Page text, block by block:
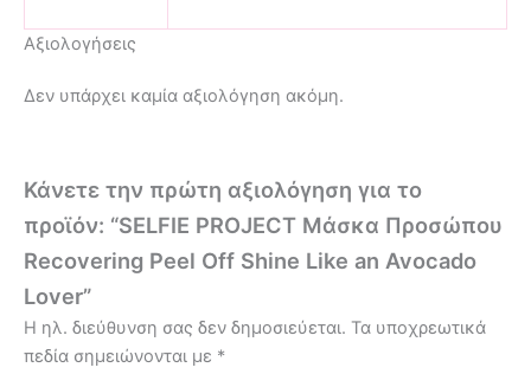
Αξιολογήσεις
Δεν υπάρχει καμία αξιολόγηση ακόμη.
Κάνετε την πρώτη αξιολόγηση για το
προϊόν: “SELFIE PROJECT Μάσκα Προσώπου
Recovering Peel Off Shine Like an Avocado
Lover”
Η ηλ. διεύθυνση σας δεν δημοσιεύεται. Τα υποχρεωτικά
πεδία σημειώνονται με *